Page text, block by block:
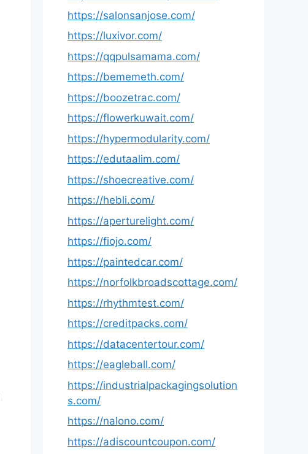
https://salonsanjose.com/
https://luxivor.com/
https://qqpulsamama.com/
https://bememeth.com/
https://boozetrac.com/
https://flowerkuwait.com/
https://hypermodularity.com/
https://edutaalim.com/
https://shoecreative.com/
https://hebli.com/
https://aperturelight.com/
https://fiojo.com/
https://paintedcar.com/
https://norfolkbroadscottage.com/
https://rhythmtest.com/
https://creditpacks.com/
https://datacentertour.com/
https://eagleball.com/
https://industrialpackagingsolution
s.com/
https://nalono.com/
https://adiscountcoupon.com/